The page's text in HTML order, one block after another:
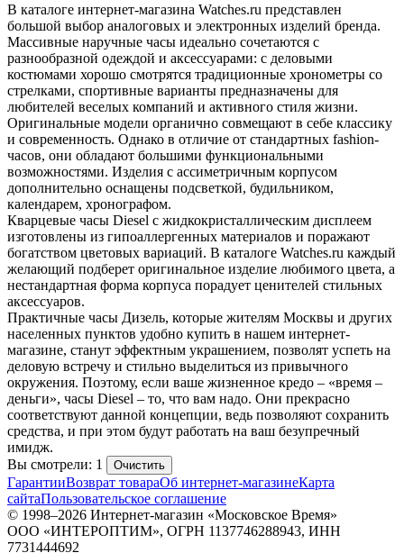
В каталоге интернет-магазина Watches.ru представлен
большой выбор аналоговых и электронных изделий бренда.
Массивные наручные часы идеально сочетаются с
разнообразной одеждой и аксессуарами: с деловыми
костюмами хорошо смотрятся традиционные хронометры со
стрелками, спортивные варианты предназначены для
любителей веселых компаний и активного стиля жизни.
Оригинальные модели органично совмещают в себе классику
и современность. Однако в отличие от стандартных fashion-
часов, они обладают большими функциональными
возможностями. Изделия с ассиметричным корпусом
дополнительно оснащены подсветкой, будильником,
календарем, хронографом.
Кварцевые часы Diesel с жидкокристаллическим дисплеем
изготовлены из гипоаллергенных материалов и поражают
богатством цветовых вариаций. В каталоге Watches.ru каждый
желающий подберет оригинальное изделие любимого цвета, а
нестандартная форма корпуса порадует ценителей стильных
аксессуаров.
Практичные часы Дизель, которые жителям Москвы и других
населенных пунктов удобно купить в нашем интернет-
магазине, станут эффектным украшением, позволят успеть на
деловую встречу и стильно выделиться из привычного
окружения. Поэтому, если ваше жизненное кредо – «время –
деньги», часы Diesel – то, что вам надо. Они прекрасно
соответствуют данной концепции, ведь позволяют сохранить
средства, и при этом будут работать на ваш безупречный
имидж.
Вы смотрели: 1
Очистить
ГарантииВозврат товараОб интернет-магазинеКарта
сайтаПользовательское соглашение
© 1998–2026 Интернет-магазин «Московское Время»
ООО «ИНТЕРОПТИМ», ОГРН 1137746288943, ИНН
7731444692